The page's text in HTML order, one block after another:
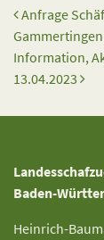
Anfrage
Gammertingen
Information,
13.04.2023
Baden-
Heinrich-